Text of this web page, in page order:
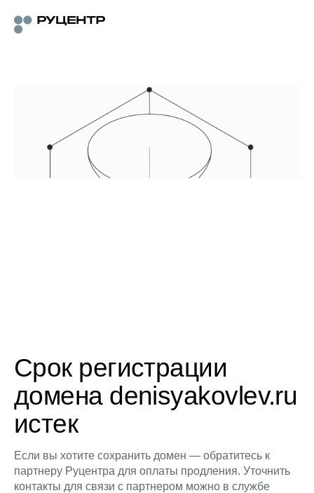
Срок регистрации
домена denisyakovlev.ru
истек
Если вы хотите сохранить домен — обратитесь к
партнеру Руцентра для оплаты продления. Уточнить
контакты для связи с партнером можно в службе